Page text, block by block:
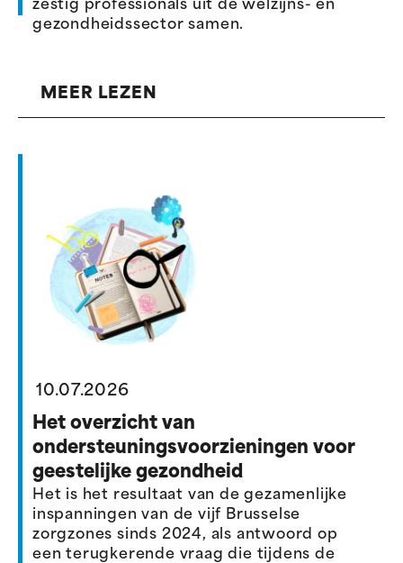
zestig professionals uit de welzijns- en
gezondheidssector samen.
MEER LEZEN
10.07.2026
Het overzicht van
ondersteuningsvoorzieningen voor
geestelijke gezondheid
Het is het resultaat van de gezamenlijke
inspanningen van de vijf Brusselse
zorgzones sinds 2024, als antwoord op
een terugkerende vraag die tijdens de